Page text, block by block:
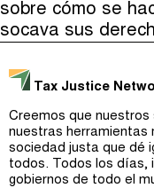
sobre cómo se
socava sus
Tax Justice
Creemos que
nuestras herramientas
sociedad justa que dé
todos. Todos los días,
gobiernos de todo el